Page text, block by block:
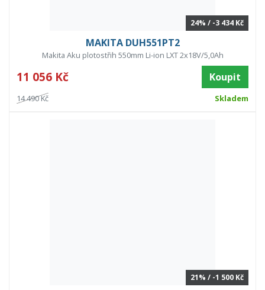
24% / -3 434 Kč
MAKITA DUH551PT2
Makita Aku plotostřih 550mm Li-ion LXT 2x18V/5,0Ah
11 056 Kč Koupit
14 490 Kč Skladem
21% / -1 500 Kč